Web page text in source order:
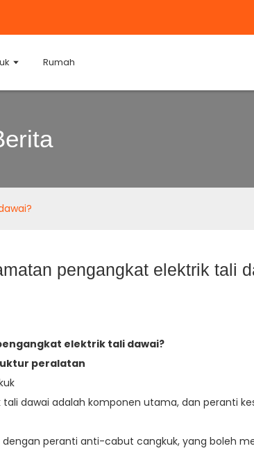
Rumah
pengangkat elektrik tali
elektrik tali dawai?
peralatan
dawai adalah komponen utama, dan peranti
dengan peranti anti-cabut cangkuk, yang boleh